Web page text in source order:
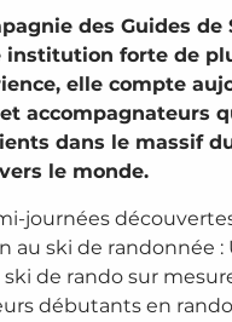
des Guides de
institution forte de
elle compte
accompagnateurs
dans le massif
le monde.
journées
au ski de randonnée :
de rando sur mesure
débutants en